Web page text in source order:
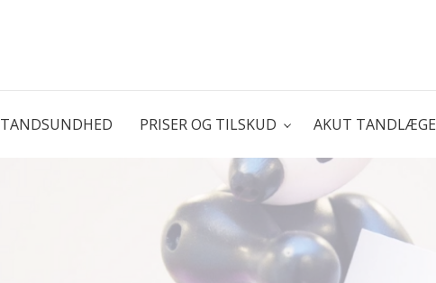
TANDSUNDHED PRISER OG TILSKUD AKUT TANDLÆGE